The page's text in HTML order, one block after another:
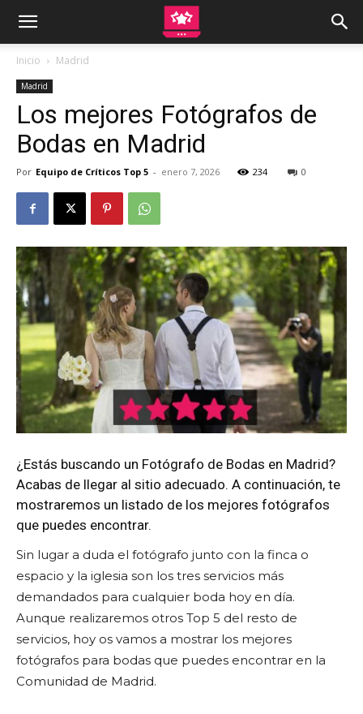
Inicio Madrid
Madrid
Los mejores Fotógrafos de
Bodas en Madrid
Por Equipo de Críticos Top 5 - enero 7, 2026 234 0
¿Estás buscando un Fotógrafo de Bodas en Madrid?
Acabas de llegar al sitio adecuado. A continuación, te
mostraremos un listado de los mejores fotógrafos
que puedes encontrar.
Sin lugar a duda el fotógrafo junto con la finca o
espacio y la iglesia son los tres servicios más
demandados para cualquier boda hoy en día.
Aunque realizaremos otros Top 5 del resto de
servicios, hoy os vamos a mostrar los mejores
fotógrafos para bodas que puedes encontrar en la
Comunidad de Madrid.